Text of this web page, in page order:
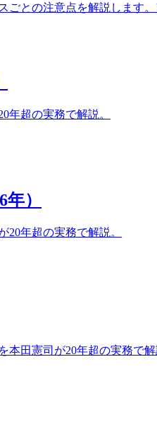
との注意点を解説します
年超の実務で解説。
）
年超の実務で解説。
田憲司が20年超の実務で解